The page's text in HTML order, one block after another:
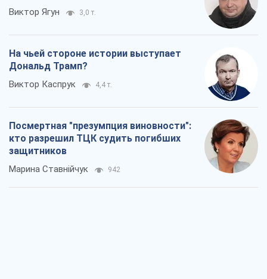
Виктор Ягун 3,0 т.
На чьей стороне истории выступает
Дональд Трамп?
Виктор Каспрук 4,4 т.
Посмертная "презумпция виновности":
кто разрешил ТЦК судить погибших
защитников
Марина Ставнійчук 942